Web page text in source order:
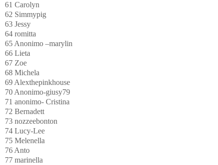
61 Carolyn
62 Simmypig
63 Jessy
64 romitta
65 Anonimo –marylin
66 Lieta
67 Zoe
68 Michela
69 Alexthepinkhouse
70 Anonimo-giusy79
71 anonimo- Cristina
72 Bernadett
73 nozzeebonton
74 Lucy-Lee
75 Melenella
76 Anto
77 marinella